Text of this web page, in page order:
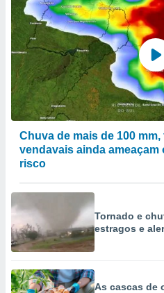
Chuva de mais de 100
vendavais ainda ameaçam
risco
Tornado e
estragos e
As cascas de